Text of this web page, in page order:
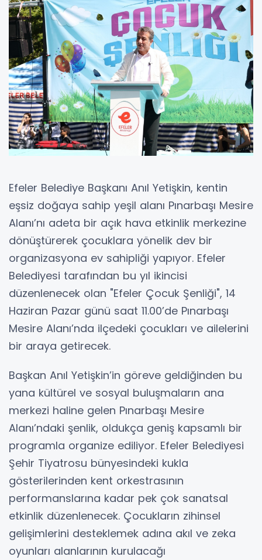
Efeler Belediye Başkanı Anıl Yetişkin, kentin
eşsiz doğaya sahip yeşil alanı Pınarbaşı Mesire
Alanı’nı adeta bir açık hava etkinlik merkezine
dönüştürerek çocuklara yönelik dev bir
organizasyona ev sahipliği yapıyor. Efeler
Belediyesi tarafından bu yıl ikincisi
düzenlenecek olan "Efeler Çocuk Şenliği", 14
Haziran Pazar günü saat 11.00’de Pınarbaşı
Mesire Alanı’nda ilçedeki çocukları ve ailelerini
bir araya getirecek.
Başkan Anıl Yetişkin’in göreve geldiğinden bu
yana kültürel ve sosyal buluşmaların ana
merkezi haline gelen Pınarbaşı Mesire
Alanı’ndaki şenlik, oldukça geniş kapsamlı bir
programla organize ediliyor. Efeler Belediyesi
Şehir Tiyatrosu bünyesindeki kukla
gösterilerinden kent orkestrasının
performanslarına kadar pek çok sanatsal
etkinlik düzenlenecek. Çocukların zihinsel
gelişimlerini desteklemek adına akıl ve zeka
oyunları alanlarının kurulacağı